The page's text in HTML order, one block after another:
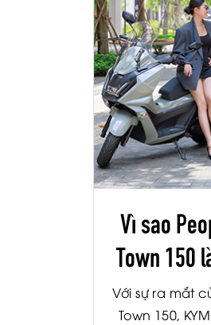
Vì sao
Town 150
của xe
Với sự ra mắt
Town 150,